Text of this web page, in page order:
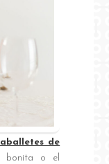
de
bonita o el